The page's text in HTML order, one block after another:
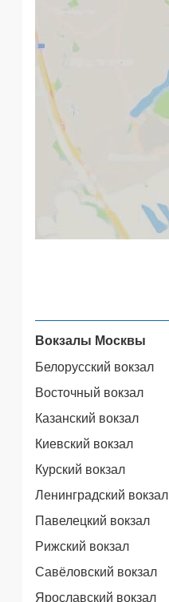
Вокзалы Москвы
Белорусский вокзал
Восточный вокзал
Казанский вокзал
Киевский вокзал
Курский вокзал
Ленинградский вокзал
Павелецкий вокзал
Рижский вокзал
Савёловский вокзал
Ярославский вокзал